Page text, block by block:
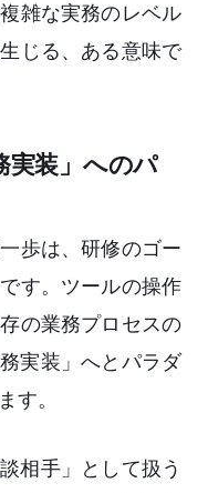
雑な実務のレベル
じる、ある意味で
実装」へのパ
歩は、研修のゴー
す。ツールの操作
の業務プロセスの
実装」へとパラダ
す。
相手」として扱う